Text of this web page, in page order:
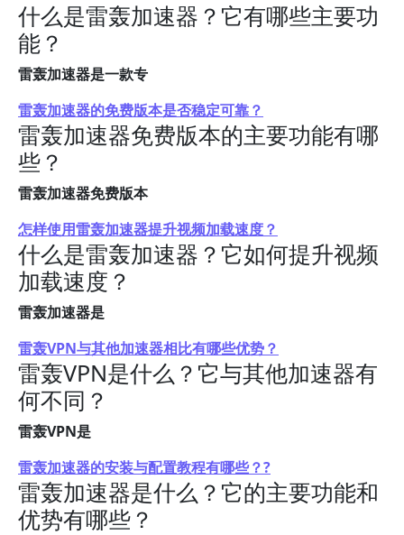
什么是雷轰加速器？它有哪些主要功
能？
雷轰加速器是一款专
雷轰加速器的免费版本是否稳定可靠？
雷轰加速器免费版本的主要功能有哪
些？
雷轰加速器免费版本
怎样使用雷轰加速器提升视频加载速度？
什么是雷轰加速器？它如何提升视频
加载速度？
雷轰加速器是
雷轰VPN与其他加速器相比有哪些优势？
雷轰VPN是什么？它与其他加速器有
何不同？
雷轰VPN是
雷轰加速器的安装与配置教程有哪些？?
雷轰加速器是什么？它的主要功能和
优势有哪些？